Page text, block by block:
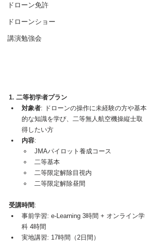
ドローン免許
ドローンショー
講演勉強会
1. 二等初学者プラン
対象者: ドローンの操作に未経験の方や基本
的な知識を学び、二等無人航空機操縦士取
得したい方
内容:
JMAパイロット養成コース
二等基本
二等限定解除目視内
二等限定解除昼間
受講時間 :
事前学習: e-Learning 3時間 + オンライン学
科 4時間
実地講習: 17時間（2日間）